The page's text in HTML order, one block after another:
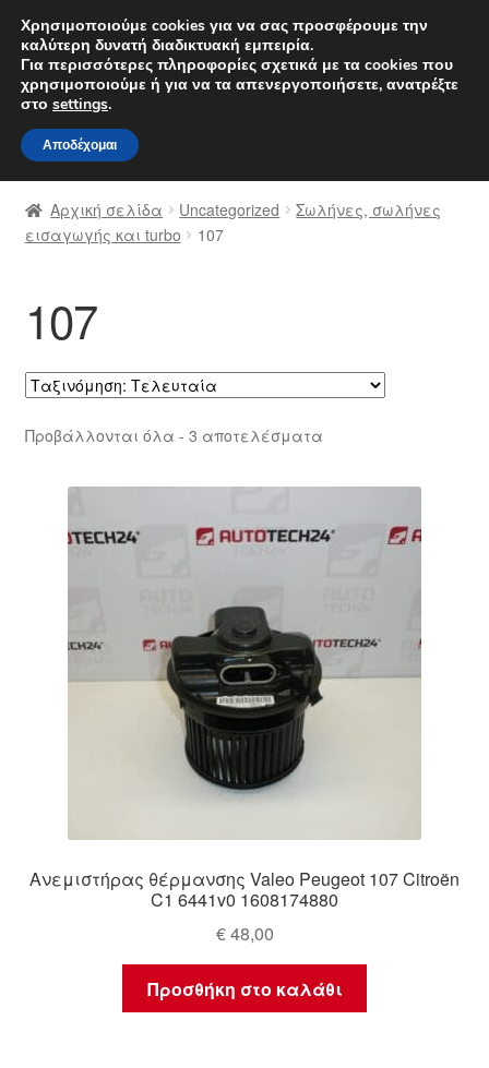
ΑΠΟΣΤΟΛΗ από 7 EUR
Δευτέρα-Παρ. 9 π.μ. - 4 μ.μ.
Απευθείας
μετάβαση
στην
πλοήγηση
Μετάβαση
σε
περιεχόμενο
Αρχική
Διαδικασία Παραπόνων
Καροτσάκι
Μεταφορά
Παγκόσμια αποστολή
Παράπονα
Αρχική σελίδα Uncategorized
Σωλήνες, σωλήνες
εισαγωγής και turbo
107
107
Προβάλλονται όλα - 3 αποτελέσματαSorted
latest
Ανεμιστήρας θέρμανσης Valeo Peugeot 107 Citroën
C1 6441v0 1608174880
€48,00
Προσθήκη στο καλάθι
Χρησιμοποιούμε cookies για να σας προσφέρουμε την
καλύτερη δυνατή διαδικτυακή εμπειρία.
Για περισσότερες πληροφορίες σχετικά με τα cookies που
χρησιμοποιούμε ή για να τα απενεργοποιήσετε, ανατρέξτε
στο settings.
Αποδέχομαι